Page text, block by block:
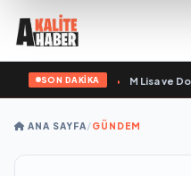
SON DAKİKA
Kazandırdı• M Lisa ve Dolu
ANA SAYFA/GÜNDEM